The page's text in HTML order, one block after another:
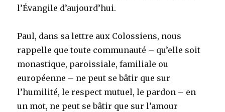
l’Évangile d’aujourd’hui.
Paul, dans sa lettre aux Colossiens, nous
rappelle que toute communauté – qu’elle soit
monastique, paroissiale, familiale ou
européenne – ne peut se bâtir que sur
l’humilité, le respect mutuel, le pardon – en
un mot, ne peut se bâtir que sur l’amour